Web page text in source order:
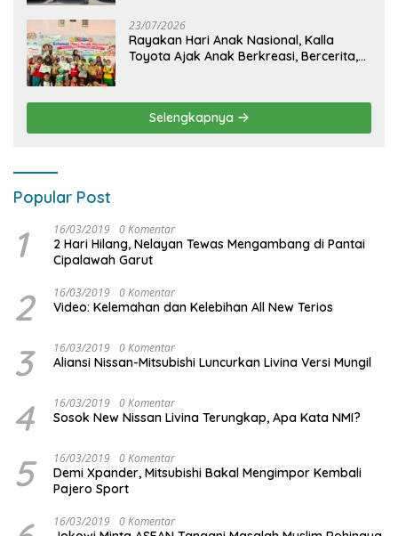
23/07/2026
Rayakan Hari Anak Nasional, Kalla
Toyota Ajak Anak Berkreasi, Bercerita,
Selengkapnya
Popular Post
1 16/03/2019 0 Komentar
2 Hari Hilang, Nelayan Tewas Mengambang di Pantai
Cipalawah Garut
2 16/03/2019 0 Komentar
Video: Kelemahan dan Kelebihan All New Terios
3 16/03/2019 0 Komentar
Aliansi Nissan-Mitsubishi Luncurkan Livina Versi Mungil
4 16/03/2019 0 Komentar
Sosok New Nissan Livina Terungkap, Apa Kata NMI?
5 16/03/2019 0 Komentar
Demi Xpander, Mitsubishi Bakal Mengimpor Kembali
Pajero Sport
16/03/2019 0 Komentar